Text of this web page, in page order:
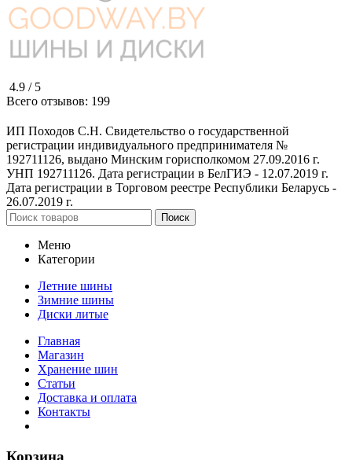
4.9 / 5
Всего отзывов: 199
ИП Походов С.Н. Свидетельство о государственной
регистрации индивидуального предпринимателя №
192711126, выдано Минским горисполкомом 27.09.2016 г.
УНП 192711126. Дата регистрации в БелГИЭ - 12.07.2019 г.
Дата регистрации в Торговом реестре Республики Беларусь -
26.07.2019 г.
Поиск
Меню
Категории
Летние шины
Зимние шины
Диски литые
Главная
Магазин
Хранение шин
Статьи
Доставка и оплата
Контакты
Корзина